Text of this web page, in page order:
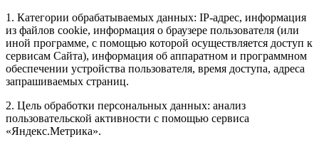
1. Категории обрабатываемых данных: IP-адрес, информация
из файлов cookie, информация о браузере пользователя (или
иной программе, с помощью которой осуществляется доступ к
сервисам Сайта), информация об аппаратном и программном
обеспечении устройства пользователя, время доступа, адреса
запрашиваемых страниц.
2. Цель обработки персональных данных: анализ
пользовательской активности с помощью сервиса
«Яндекс.Метрика».